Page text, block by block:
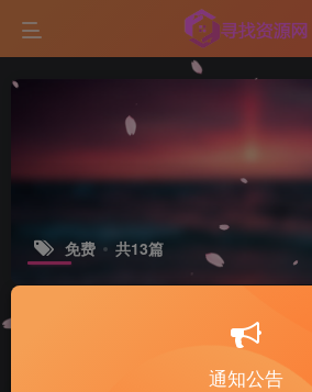
免费 共13篇
通知公告